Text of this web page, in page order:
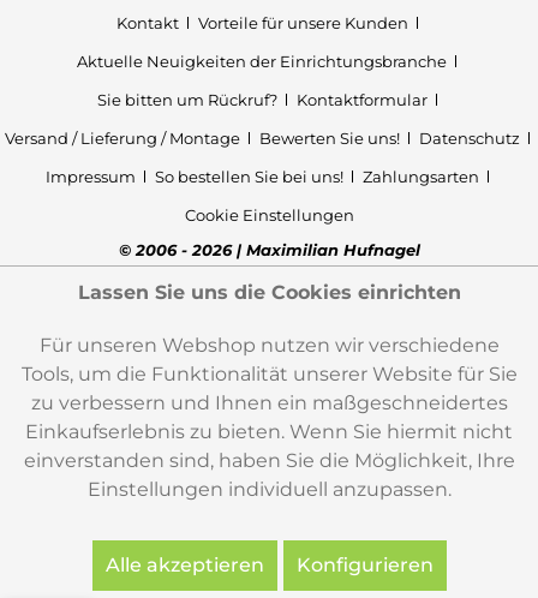
Kontakt
Vorteile für unsere Kunden
Aktuelle Neuigkeiten der Einrichtungsbranche
Sie bitten um Rückruf?
Kontaktformular
Versand / Lieferung / Montage
Bewerten Sie uns!
Datenschutz
Impressum
So bestellen Sie bei uns!
Zahlungsarten
Cookie Einstellungen
© 2006 - 2026 | Maximilian Hufnagel
Lassen Sie uns die Cookies einrichten
Für unseren Webshop nutzen wir verschiedene
Tools, um die Funktionalität unserer Website für Sie
zu verbessern und Ihnen ein maßgeschneidertes
Einkaufserlebnis zu bieten. Wenn Sie hiermit nicht
einverstanden sind, haben Sie die Möglichkeit, Ihre
Einstellungen individuell anzupassen.
Alle akzeptieren Konfigurieren